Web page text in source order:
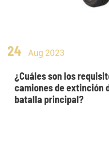
24 Aug 2023
¿Cuáles son los
camiones de extinción
batalla principal?